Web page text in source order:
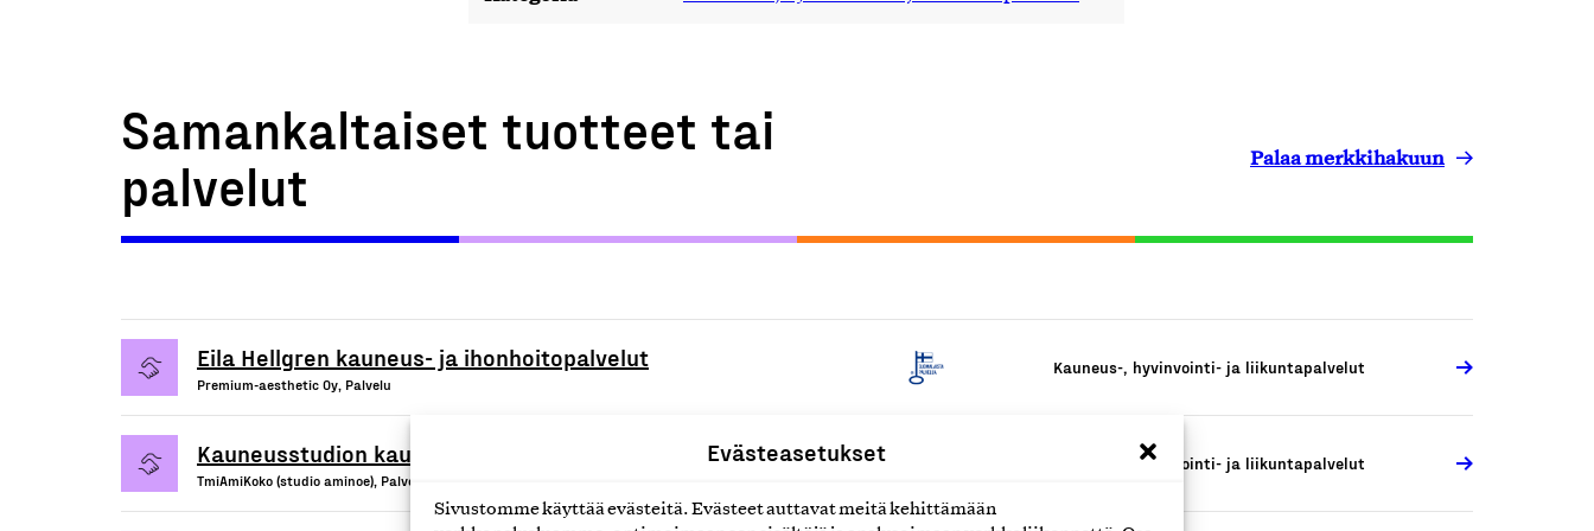
Evästeasetukset
Sivustomme käyttää evästeitä. Evästeet auttavat meitä kehittämään
Samankaltaiset tuotteet tai
palvelut
Palaa merkkihakuun
Eila Hellgren kauneus- ja ihonhoitopalvelut
Premium-aesthetic Oy, Palvelu
Kauneus-, hyvinvointi- ja liikuntapalvelut
Kauneusstudion kauneudenhoito- ja kosmetologipalvelut
TmiAmiKoko (studio aminoe), Palvelu
Kauneus-, hyvinvointi- ja liikuntapalvelut